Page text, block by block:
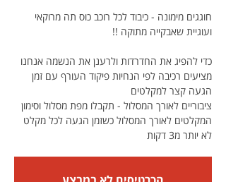
חוגגים מימונה - כיבוד לכל רוכב כוס תה מרוקאי
כדי להפיג את החדרדות ולרענן את הנשמה אנחנו
מציעים רכיבה לפי הנחיות פיקוד העורף עם זמן
ציבוריים לאורך המסלול - תקבלו מפת מסלול וסימון
המקלטים לאורך המסלול כשזמן הגעה לכל מקלט
לא יותר מ3 דקות